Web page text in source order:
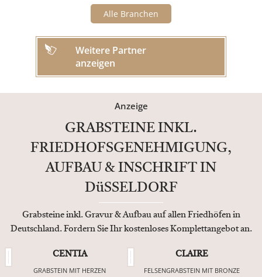
Alle Branchen
Weitere Partner
anzeigen
Anzeige
GRABSTEINE INKL.
FRIEDHOFSGENEHMIGUNG,
AUFBAU & INSCHRIFT IN
DüSSELDORF
Grabsteine inkl. Gravur & Aufbau auf allen Friedhöfen in
Deutschland. Fordern Sie Ihr kostenloses Komplettangebot an.
CENTIA
GRABSTEIN MIT HERZEN
CLAIRE
FELSENGRABSTEIN MIT BRONZE